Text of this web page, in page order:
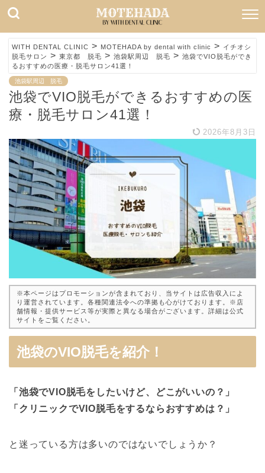
WITH DENTAL CLINIC > MOTEHADA by dental with clinic > イチオシ
脱毛サロン > 東京都 脱毛 > 池袋駅周辺 脱毛 > 池袋でVIO脱毛ができ
るおすすめの医療・脱毛サロン41選！
池袋駅周辺 脱毛
池袋でVIO脱毛ができるおすすめの医
療・脱毛サロン41選！
2026年8月3日
※本ページはプロモーションが含まれており、当サイトは広告収入によ
り運営されています。各種関連法令への準拠も心がけております。※店
舗情報・提供サービス等が実際と異なる場合がございます。詳細は公式
サイトをご覧ください。
池袋のVIO脱毛を紹介！
「池袋でVIO脱毛をしたいけど、どこがいいの？」
「クリニックでVIO脱毛をするならおすすめは？」
と迷っている方は多いのではないでしょうか？